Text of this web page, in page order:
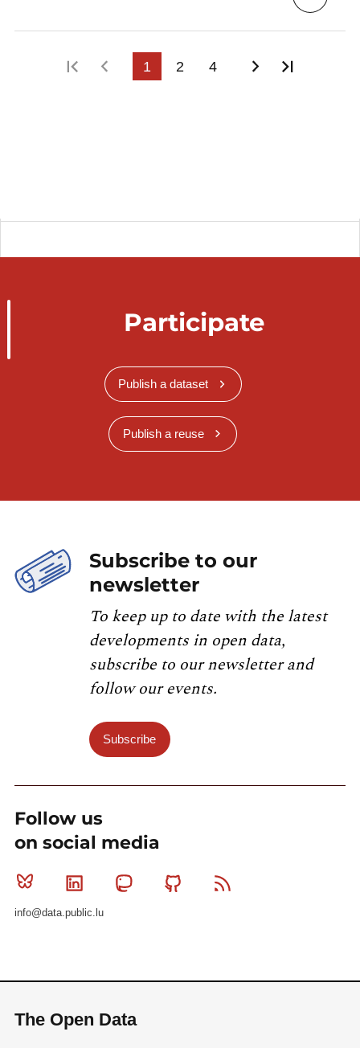
First pagePrevious page
1 2 4 Next page
Participate
Publish a dataset
Publish a reuse
Subscribe to our
newsletter
To keep up to date with the latest
developments in open data,
subscribe to our newsletter and
follow our events.
Subscribe
Follow us
on social media
Bluesky Linkedin MastodonGithub
info@data.public.lu
The Open Data